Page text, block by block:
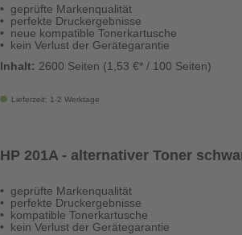
geprüfte Markenqualität
perfekte Druckergebnisse
neue kompatible Tonerkartusche
kein Verlust der Gerätegarantie
Inhalt: 2600 Seiten (1,53 €* / 100 Seiten)
Lieferzeit: 1-2 Werktage
HP 201A - alternativer Toner
geprüfte Markenqualität
perfekte Druckergebnisse
kompatible Tonerkartusche
kein Verlust der Gerätegarantie